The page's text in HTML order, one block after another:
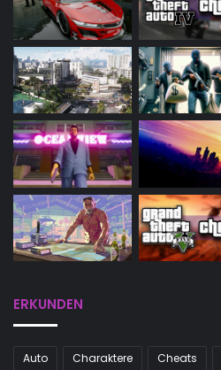
ERKUNDEN
Auto Charaktere Cheats